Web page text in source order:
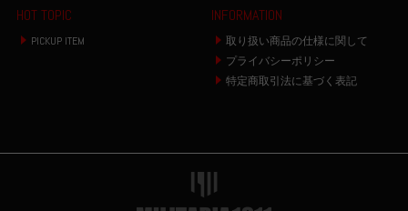
HOT TOPIC
PICKUP ITEM
INFORMATION
取り扱い商品の仕様に関して
プライバシーポリシー
特定商取引法に基づく表記